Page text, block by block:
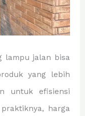
lampu jalan bisa
yang lebih
untuk efisiensi
harga